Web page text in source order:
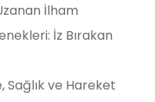
İlham
İz Bırakan
Sağlık ve Hareket